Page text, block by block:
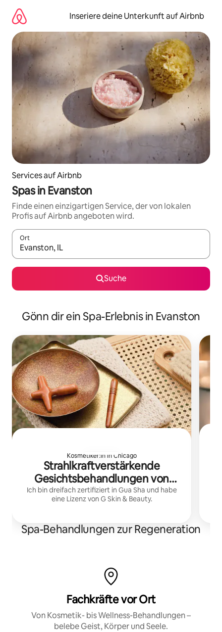
Inhalten
springen
Inseriere deine Unterkunft auf Airbnb
Services auf Airbnb
Spas in Evanston
Finde einen einzigartigen Service, der von lokalen
Profis auf Airbnb angeboten wird.
Ort
Wenn Ergebnisse verfügbar sind, navigiere mit den
Suche
Gönn dir ein Spa-Erlebnis in Evanston
Kosmetiker:in in Chicago
Strahlkraftverstärkende
Gesichtsbehandlungen von
Jade
Ich bin dreifach zertifiziert in Gua Sha und habe
eine Lizenz von G Skin & Beauty.
Spa-Behandlungen zur Regeneration
Fachkräfte vor Ort
Von Kosmetik- bis Wellness-Behandlungen –
belebe Geist, Körper und Seele.